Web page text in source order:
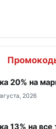
20% на
2026
13% на